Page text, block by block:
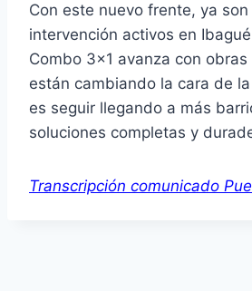
Con este nuevo frente, ya
intervención activos en
Combo 3×1 avanza con
están cambiando la cara de
es seguir llegando a más
soluciones completas y
Transcripción comunicado